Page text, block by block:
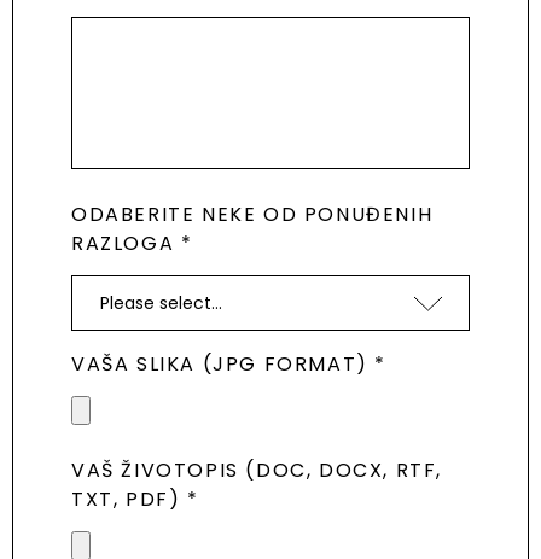
ODABERITE NEKE OD PONUĐENIH
RAZLOGA *
VAŠA SLIKA (JPG FORMAT) *
VAŠ ŽIVOTOPIS (DOC, DOCX, RTF,
TXT, PDF) *